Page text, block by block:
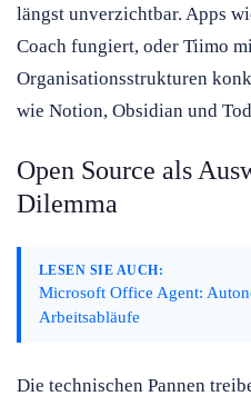
längst unverzichtbar. Apps
Coach fungiert, oder Tiimo
Organisationsstrukturen
wie Notion, Obsidian und
Open Source als
Dilemma
LESEN SIE AUCH:
Microsoft Office Agent:
Arbeitsabläufe
Die technischen Pannen